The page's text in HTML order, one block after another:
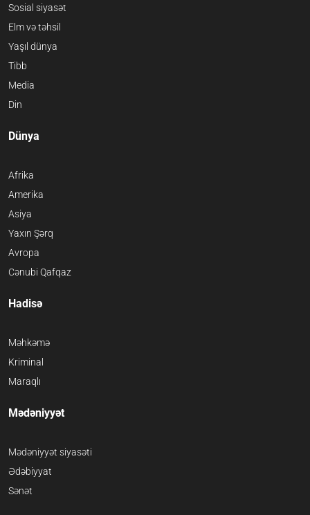
Sosial siyasət
Elm və təhsil
Yaşıl dünya
Tibb
Media
Din
Dünya
Afrika
Amerika
Asiya
Yaxın Şərq
Avropa
Cənubi Qafqaz
Hadisə
Məhkəmə
Kriminal
Maraqlı
Mədəniyyət
Mədəniyyət siyasəti
Ədəbiyyat
Sənət